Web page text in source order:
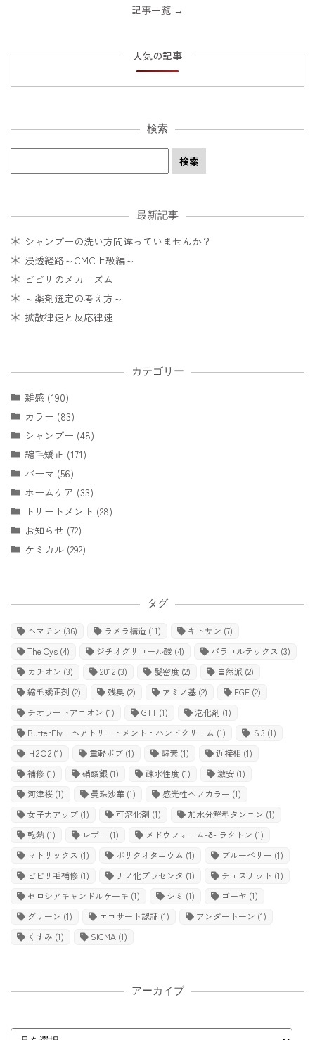
記事一覧 →
人気の記事
検索
最新記事
シャンプーの洗い方間違っていませんか？
浸透経路～CMC上級編～
ビビリのメカニズム
～薬剤選定の考え方～
拡散律速と反応律速
カテゴリー
雑感 (190)
カラー (83)
シャンプー (48)
縮毛矯正 (171)
パーマ (56)
ホームケア (33)
トリートメント (28)
お知らせ (72)
ケミカル (292)
タグ
ヘマチン (36) ラメラ構造 (11) キトサン (7)
The Cys (4) ジチオグリコール酸 (4) パラコルテックス (3)
カチオン (3) 2012 (3) 髪密度 (2) 自然派 (2)
縮毛矯正剤 (2) 残臭 (2) アミノ基 (2) FGF (2)
チオラートアニオン (1) GTT (1) 泡化剤 (1)
ButterFly ヘアトリートメント・ハンドクリーム (1) Ｓ3 (1)
Ｈ2Ｏ2 (1) 重軽ボブ (1) 酵素 (1) 近接相 (1)
補修 (1) 硝酸銀 (1) 疎水性度 (1) 激安 (1)
河津桜 (1) 曼珠沙華 (1) 感光性ヘアカラー (1)
女子力アップ (1) 可溶化剤 (1) 加水分解型タンニン (1)
乾熱 (1) レザー (1) メドウフォーム-δ- ラクトン (1)
マトリックス (1) ポリクオタニウム (1) ブルーベリー (1)
ビビリ毛補修 (1) ナノ化プラセンタ (1) チェスナット (1)
セロシアキャンドルケーキ (1) シミ (1) ゴーヤ (1)
グリーン (1) エコサート認証 (1) アンダートーン (1)
くすみ (1) SIGMA (1)
アーカイブ